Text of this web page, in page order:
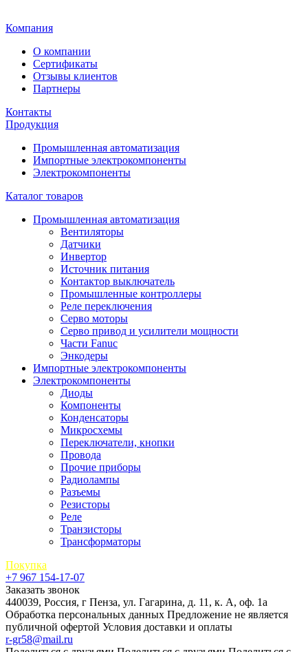
Компания
О компании
Сертификаты
Отзывы клиентов
Партнеры
Контакты
Продукция
Промышленная автоматизация
Импортные электрокомпоненты
Электрокомпоненты
Каталог товаров
Промышленная автоматизация
Вентиляторы
Датчики
Инвертор
Источник питания
Контактор выключатель
Промышленные контроллеры
Реле переключения
Серво моторы
Серво привод и усилители мощности
Части Fanuc
Энкодеры
Импортные электрокомпоненты
Электрокомпоненты
Диоды
Компоненты
Конденсаторы
Микросхемы
Переключатели, кнопки
Провода
Прочие приборы
Радиолампы
Разъемы
Резисторы
Реле
Транзисторы
Трансформаторы
Покупка
+7 967 154-17-07
Заказать звонок
440039, Россия, г Пенза, ул. Гагарина, д. 11, к. А, оф. 1а
Обработка персональных данных Предложение не является
публичной офертой Условия доставки и оплаты
r-gr58@mail.ru